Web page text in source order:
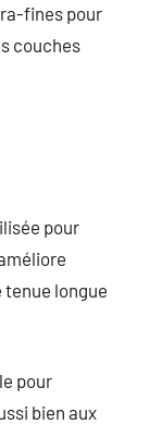
fines pour
couches
pour
tenue longue
pour
bien aux